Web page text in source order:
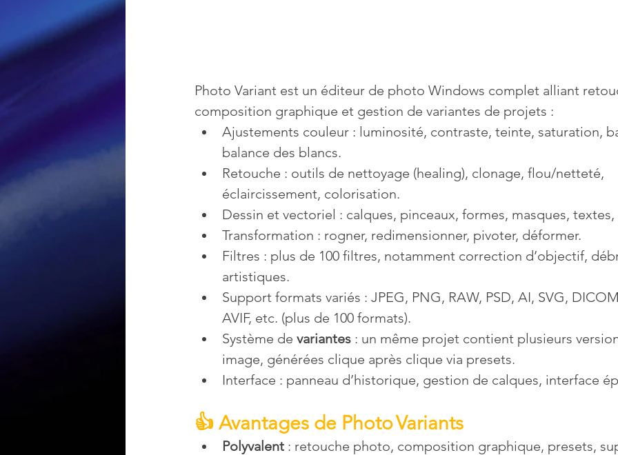
Photo Variant est un éditeur de photo Windows complet alliant
composition graphique et gestion de variantes de projets :
Ajustements couleur : luminosité, contraste, teinte, saturation,
balance des blancs.
Retouche : outils de nettoyage (healing), clonage, flou/netteté,
éclaircissement, colorisation.
Dessin et vectoriel : calques, pinceaux, formes, masques,
Transformation : rogner, redimensionner, pivoter, déformer.
Filtres : plus de 100 filtres, notamment correction d’objectif,
artistiques.
Support formats variés : JPEG, PNG, RAW, PSD, AI, SVG,
AVIF, etc. (plus de 100 formats).
Système de variantes : un même projet contient plusieurs
image, générées clique après clique via presets.
Interface : panneau d’historique, gestion de calques, interface
👍 Avantages de Photo Variants
Polyvalent : retouche photo, composition graphique, presets,